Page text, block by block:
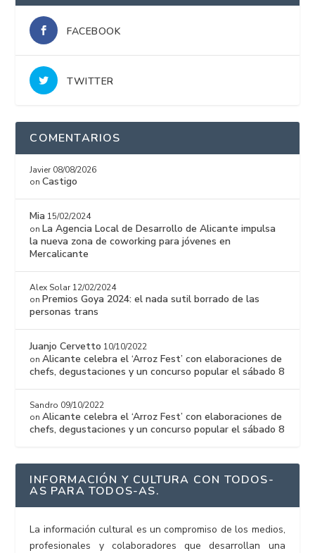
FACEBOOK
TWITTER
COMENTARIOS
Javier 08/08/2026
onCastigo
Mia 15/02/2024
on La Agencia Local de Desarrollo de Alicante impulsa
la nueva zona de coworking para jóvenes en
Mercalicante
Alex Solar 12/02/2024
on Premios Goya 2024: el nada sutil borrado de las
personas trans
Juanjo Cervetto 10/10/2022
onAlicante celebra el ‘Arroz Fest’ con elaboraciones de
chefs, degustaciones y un concurso popular el sábado 8
Sandro 09/10/2022
onAlicante celebra el ‘Arroz Fest’ con elaboraciones de
chefs, degustaciones y un concurso popular el sábado 8
INFORMACIÓN Y CULTURA CON TODOS-
AS PARA TODOS-AS.
La información cultural es un compromiso de los medios,
profesionales y colaboradores que desarrollan una